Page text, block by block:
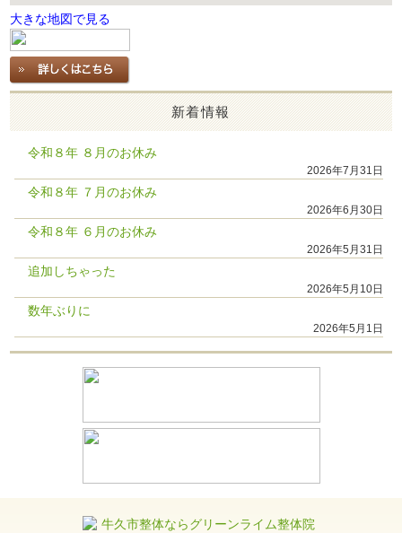
大きな地図で見る
新着情報
令和８年 ８月のお休み
2026年7月31日
令和８年 ７月のお休み
2026年6月30日
令和８年 ６月のお休み
2026年5月31日
追加しちゃった
2026年5月10日
数年ぶりに
2026年5月1日